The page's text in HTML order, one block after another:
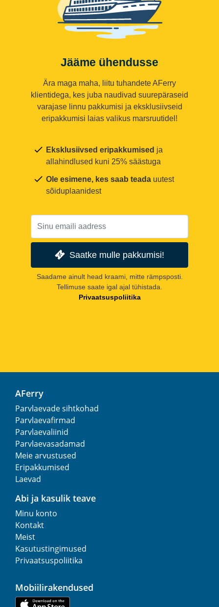
Jääme ühendusse
Ära maga maha, liitu tuhandete AFerry
klientidega, kes juba naudivad suurepäraseid
varajase linnu pakkumisi ja eksklusiivseid
eripakkumisi laias valikus marsruutidel!
Eksklusiivsed eripakkumised ja
allahindlused kuni 25% säästuga
Ole esimene, kes saab teada uutest
sõiduplaanidest
Saatke mulle pakkumisi!
Saadame ainult head kraami, mitte rämpsposti.
Tellimuse saate igal ajal tühistada.
Privaatsuspoliitika
AFerry
Parvlaevade sihtkohad
Parvlaevafirmad
Parvlaevaliinid
Parvlaevasadamad
Meie arvustused
Eripakkumised
Laevad
Abi ja kasulik teave
Minu konto
Kontakt
Meist
Kasutustingimused
Privaatsuspoliitika
Mobiilirakendused